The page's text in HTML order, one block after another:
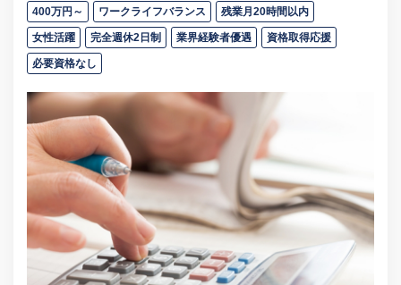
400万円～ ワークライフバランス 残業月20時間以内
女性活躍 完全週休2日制 業界経験者優遇 資格取得応援
必要資格なし